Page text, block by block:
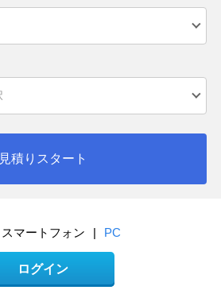
見積りスタート
スマートフォン | PC
ログイン